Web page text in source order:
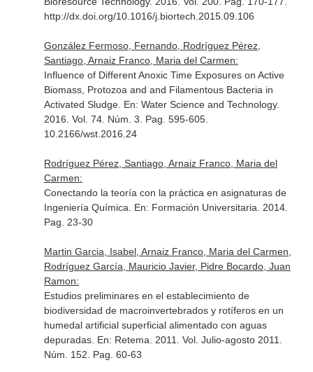
http://dx.doi.org/10.1016/j.biortech.2015.09.106
González Fermoso, Fernando, Rodríguez Pérez,
Santiago, Arnaiz Franco, Maria del Carmen:
Influence of Different Anoxic Time Exposures on Active
Biomass, Protozoa and and Filamentous Bacteria in
Activated Sludge. En: Water Science and Technology.
2016. Vol. 74. Núm. 3. Pag. 595-605.
10.2166/wst.2016.24
Rodríguez Pérez, Santiago, Arnaiz Franco, Maria del
Carmen:
Conectando la teoría con la práctica en asignaturas de
Ingeniería Química. En: Formación Universitaria . 2014.
Pag. 23-30
Martin Garcia, Isabel, Arnaiz Franco, Maria del Carmen,
Rodríguez García, Mauricio Javier, Pidre Bocardo, Juan
Ramon:
Estudios preliminares en el establecimiento de
biodiversidad de macroinvertebrados y rotíferos en un
humedal artificial superficial alimentado con aguas
depuradas. En: Retema . 2011. Vol. Julio-agosto 2011.
Núm. 152. Pag. 60-63